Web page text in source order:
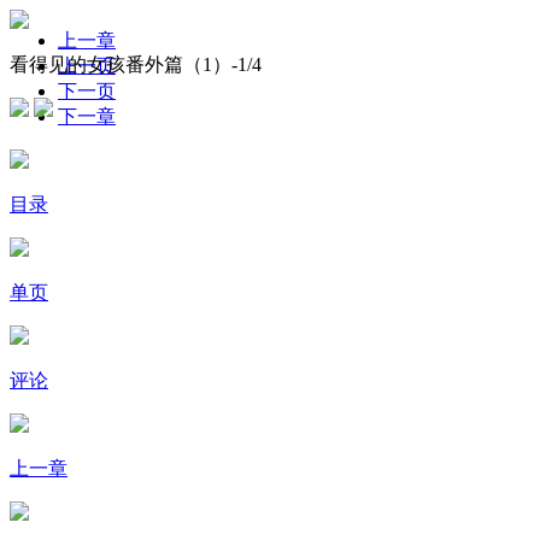
看得见的女孩番外篇（1）-1/4
上一章
上一页
下一页
下一章
目录
单页
评论
上一章